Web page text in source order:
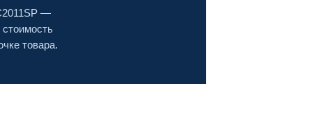
—
товара.